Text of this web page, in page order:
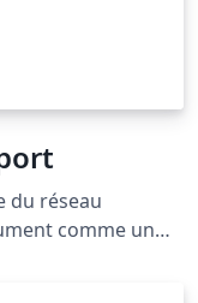
du réseau
comme un
à chaque école
un logo de